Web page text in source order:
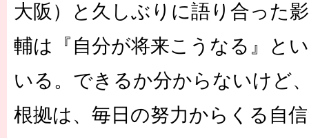
大阪）と久しぶりに語り合った
輔は『自分が将来こうなる』と
いる。できるか分からないけど
根拠は、毎日の努力からくる自